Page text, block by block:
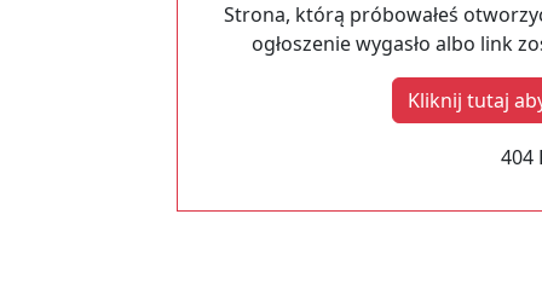
Strona, którą próbowałeś
ogłoszenie wygasło albo link
Kliknij tutaj
404